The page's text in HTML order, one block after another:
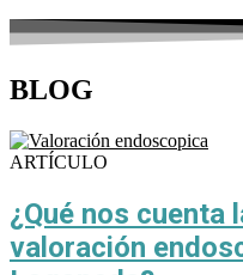
BLOG
ARTÍCULO
¿Qué nos cuenta
valoración